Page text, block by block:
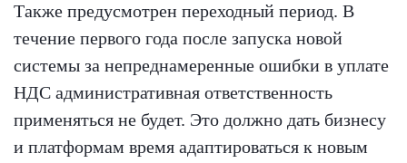
Также предусмотрен переходный период. В
течение первого года после запуска новой
системы за непреднамеренные ошибки в уплате
НДС административная ответственность
применяться не будет. Это должно дать бизнесу
и платформам время адаптироваться к новым